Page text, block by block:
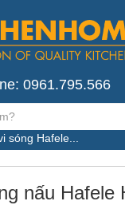
0961.795.566
sóng Hafele...
nấu Hafele